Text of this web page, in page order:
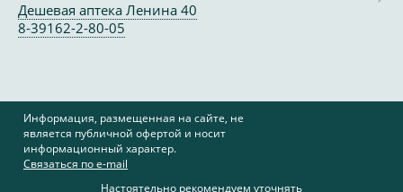
Дешевая аптека Ленина 40
8-39162-2-80-05
Информация, размещенная на сайте, не
является публичной офертой и носит
информационный характер.
Связаться по e-mail
Настоятельно рекомендуем уточнять